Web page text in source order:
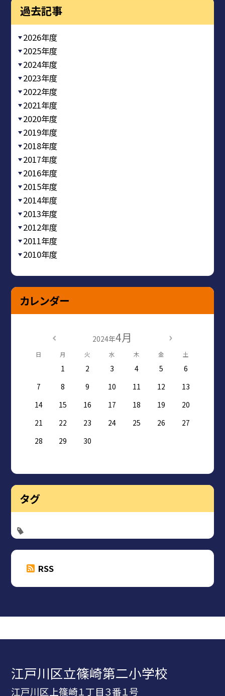
過去記事
2026年度
2025年度
2024年度
2023年度
2022年度
2021年度
2020年度
2019年度
2018年度
2017年度
2016年度
2015年度
2014年度
2013年度
2012年度
2011年度
2010年度
カレンダー
2024年4月
日 月 火 水 木 金 土
1 2 3 4 5
6
7
8 9 10 11 12
13
14
15 16 17 18 19
20
21
22 23 24 25 26
27
28
29 30
タグ
RSS
江戸川区立篠崎第二小学校
江戸川区上篠崎１丁目３番１号